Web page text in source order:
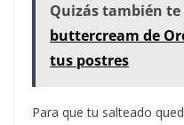
Quizás también
buttercream de
tus postres
Para que tu salteado